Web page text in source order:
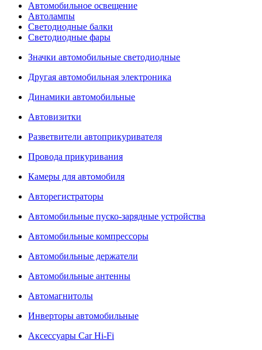
Автомобильное освещение
Автолампы
Светодиодные балки
Светодиодные фары
Значки автомобильные светодиодные
Другая автомобильная электроника
Динамики автомобильные
Автовизитки
Разветвители автоприкуривателя
Провода прикуривания
Камеры для автомобиля
Авторегистраторы
Автомобильные пуско-зарядные устройства
Автомобильные компрессоры
Автомобильные держатели
Автомобильные антенны
Автомагнитолы
Инверторы автомобильные
Аксессуары Car Hi-Fi